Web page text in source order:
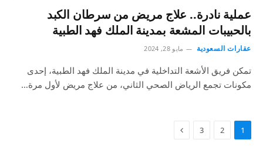
عملية نادرة.. علاج مريض من سرطان الكبد
بالحبيبات المشعة بمدينة الملك فهد الطبية
عقارات السعودية مايو 28, 2024
تمكن فريق الأشعة التداخلية في مدينة الملك فهد الطبية، إحدى
مكونات تجمع الرياض الصحي الثاني، من علاج مريض لأول مرة…
1
2
3